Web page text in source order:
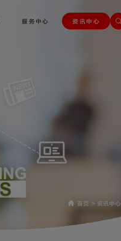
服务中心 资讯中心
首页 > 资讯中心